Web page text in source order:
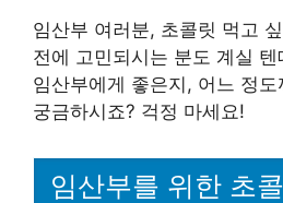
임산부 여러분, 초콜릿 먹고
전에 고민되시는 분도 계실
임산부에게 좋은지, 어느 정
궁금하시죠? 걱정 마세요!
임산부를 위한 초